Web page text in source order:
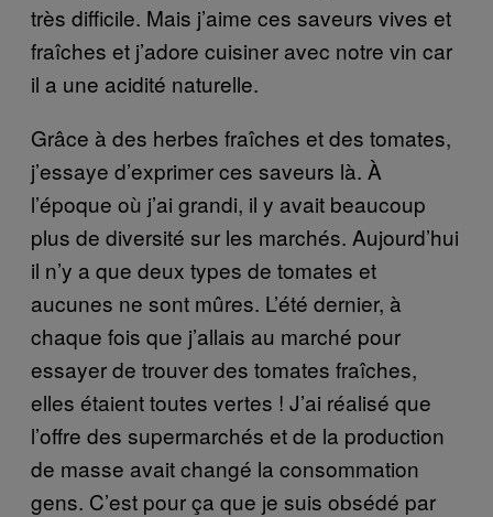
très difficile. Mais j’aime ces saveurs vives et
fraîches et j’adore cuisiner avec notre vin car
il a une acidité naturelle.
Grâce à des herbes fraîches et des tomates,
j’essaye d’exprimer ces saveurs là. À
l’époque où j’ai grandi, il y avait beaucoup
plus de diversité sur les marchés. Aujourd’hui
il n’y a que deux types de tomates et
aucunes ne sont mûres. L’été dernier, à
chaque fois que j’allais au marché pour
essayer de trouver des tomates fraîches,
elles étaient toutes vertes ! J’ai réalisé que
l’offre des supermarchés et de la production
de masse avait changé la consommation
gens. C’est pour ça que je suis obsédé par